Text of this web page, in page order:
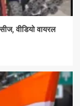
वीडियो वायरल